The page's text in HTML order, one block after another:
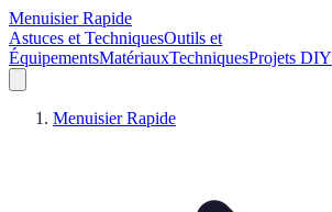
Menuisier Rapide
Astuces et TechniquesOutils et
ÉquipementsMatériauxTechniquesProjets DIY
Menuisier Rapide